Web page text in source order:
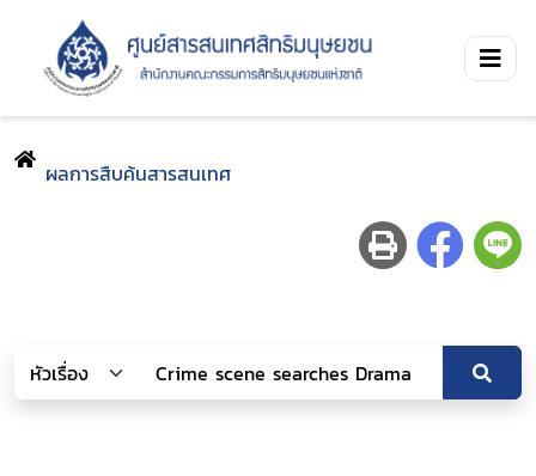
ผลการสืบค้นสารสนเทศ